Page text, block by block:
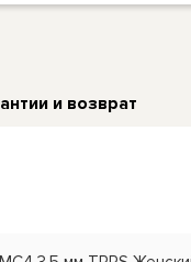
и возврат